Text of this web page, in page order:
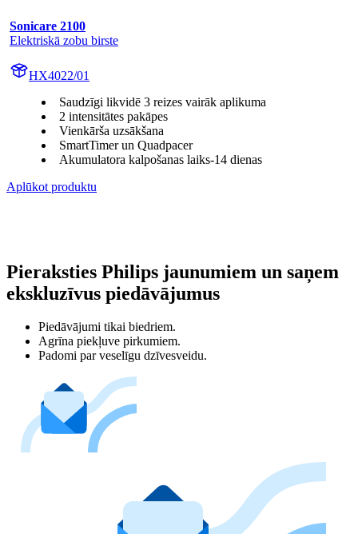
Sonicare 2100
Elektriskā zobu birste
HX4022/01
Saudzīgi likvidē 3 reizes vairāk aplikuma
2 intensitātes pakāpes
Vienkārša uzsākšana
SmartTimer un Quadpacer
Akumulatora kalpošanas laiks-14 dienas
Aplūkot produktu
Pieraksties Philips jaunumiem un saņem
ekskluzīvus piedāvājumus
Piedāvājumi tikai biedriem.
Agrīna piekļuve pirkumiem.
Padomi par veselīgu dzīvesveidu.